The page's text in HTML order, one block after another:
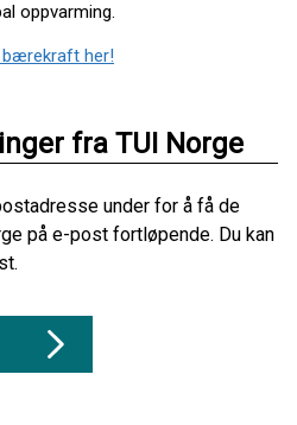
oppvarming.
her!
fra TUI Norge
under for å få de
på e-post fortløpende. Du kan